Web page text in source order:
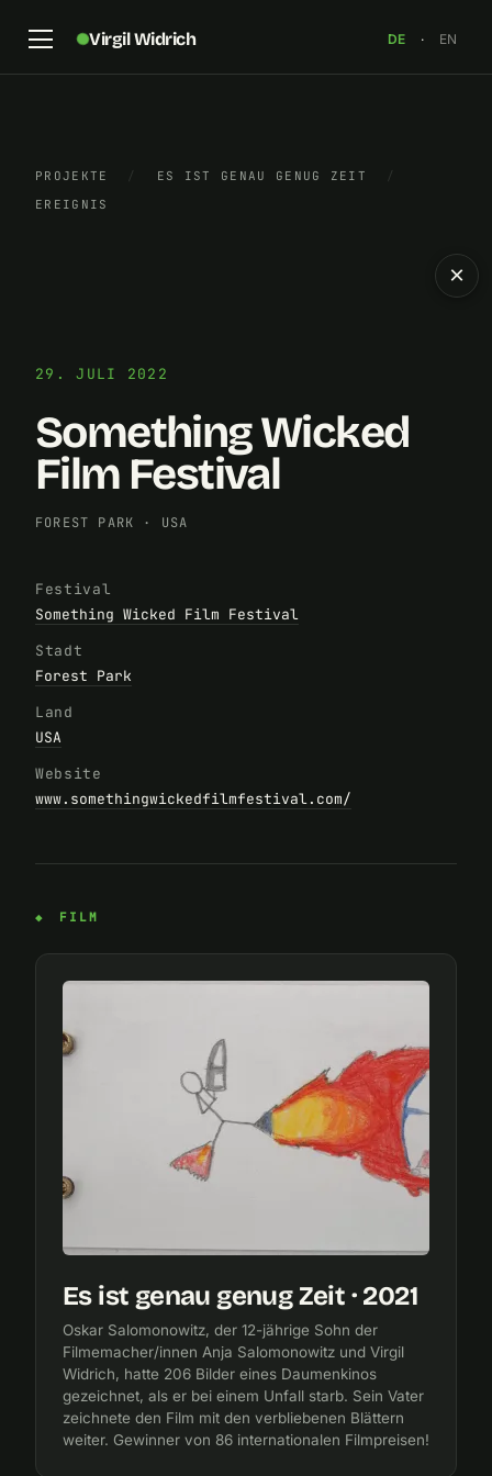
Virgil Widrich DE · EN
PROJEKTE / ES IST GENAU GENUG ZEIT
/
EREIGNIS
29. JULI 2022
Something Wicked
Film Festival
FOREST PARK · USA
Festival
Something Wicked Film Festival
Stadt
Forest Park
Land
USA
Website
www.somethingwickedfilmfestival.com/
FILM
Es ist genau genug Zeit · 2021
Oskar Salomonowitz, der 12-jährige Sohn der
Filmemacher/innen Anja Salomonowitz und Virgil
Widrich, hatte 206 Bilder eines Daumenkinos
gezeichnet, als er bei einem Unfall starb. Sein Vater
zeichnete den Film mit den verbliebenen Blättern
weiter. Gewinner von 86 internationalen Filmpreisen!
×